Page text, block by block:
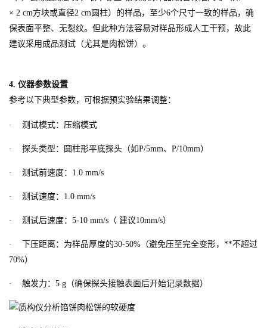
× 2 cm方块或直径2 cm圆柱）的样品，至少6个尺寸一致的样品，确
保表面平整、无裂纹。但此种方法容易对样品形成人工干预，故此
建议采用成品测试（尤其是肉松饼）。
4. 仪器参数设置
参考以下典型参数，可根据预实验结果调整：
· 测试模式：压缩模式
· 探头类型：圆柱形平底探头（如P/5mm、P/10mm）
· 测试前速度：1.0 mm/s
· 测试速度：1.0 mm/s
· 测试后速度：5-10 mm/s（ 建议10mm/s）
·
下压距离：为样品厚度的30-50%（避免压至完全变形，**不超过
70%）
· 触发力：5 g（确保探头接触表面后开始记录数据）